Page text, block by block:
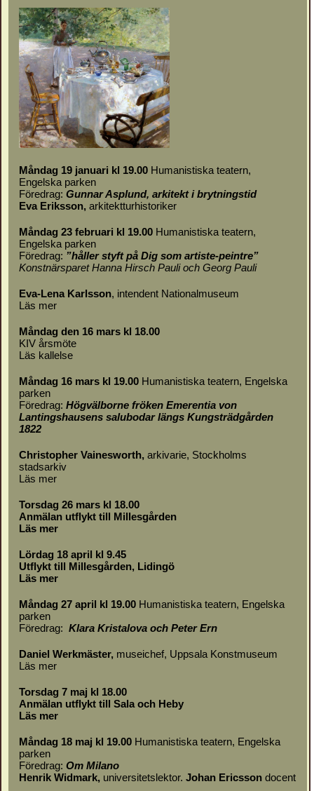
Måndag 19 januari kl 19.00 Humanistiska teatern,
Engelska parken
Föredrag: Gunnar Asplund, arkitekt i brytningstid
Eva Eriksson, arkitektturhistoriker
Måndag 23 februari kl 19.00 Humanistiska teatern,
Engelska parken
Föredrag: ”håller styft på Dig som artiste-peintre”
Konstnärsparet Hanna Hirsch Pauli och Georg Pauli
Eva-Lena Karlsson, intendent Nationalmuseum
Läs mer
Måndag den 16 mars kl 18.00
KIV årsmöte
Läs kallelse
Måndag 16 mars kl 19.00 Humanistiska teatern, Engelska
parken
Föredrag: Högvälborne fröken Emerentia von
Lantingshausens salubodar längs Kungsträdgården
1822
Christopher Vainesworth, arkivarie, Stockholms
stadsarkiv
Läs mer
Torsdag 26 mars kl 18.00
Anmälan utflykt till Millesgården
Läs mer
Lördag 18 april kl 9.45
Utflykt till Millesgården, Lidingö
Läs mer
Måndag 27 april kl 19.00 Humanistiska teatern, Engelska
parken
Föredrag: Klara Kristalova och Peter Ern
Daniel Werkmäster, museichef, Uppsala Konstmuseum
Läs mer
Torsdag 7 maj kl 18.00
Anmälan utflykt till Sala och Heby
Läs mer
Måndag 18 maj kl 19.00 Humanistiska teatern, Engelska
parken
Föredrag: Om Milano
Henrik Widmark, universitetslektor. Johan Ericsson docent